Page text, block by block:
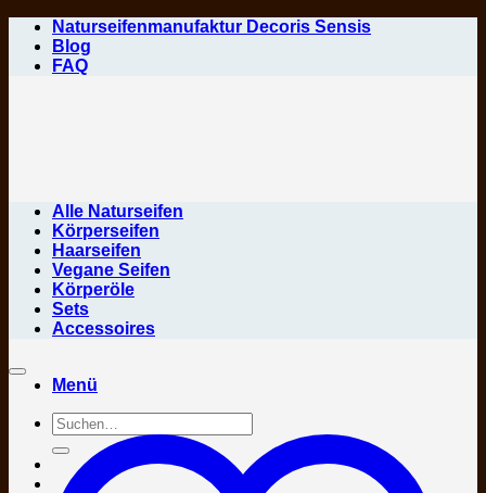
Zum
Inhalt
springen
Naturseifenmanufaktur Decoris Sensis
Blog
FAQ
Menü
Suchen
nach:
Alle Naturseifen
Körperseifen
Haarseifen
Vegane Seifen
Körperöle
Sets
Accessoires